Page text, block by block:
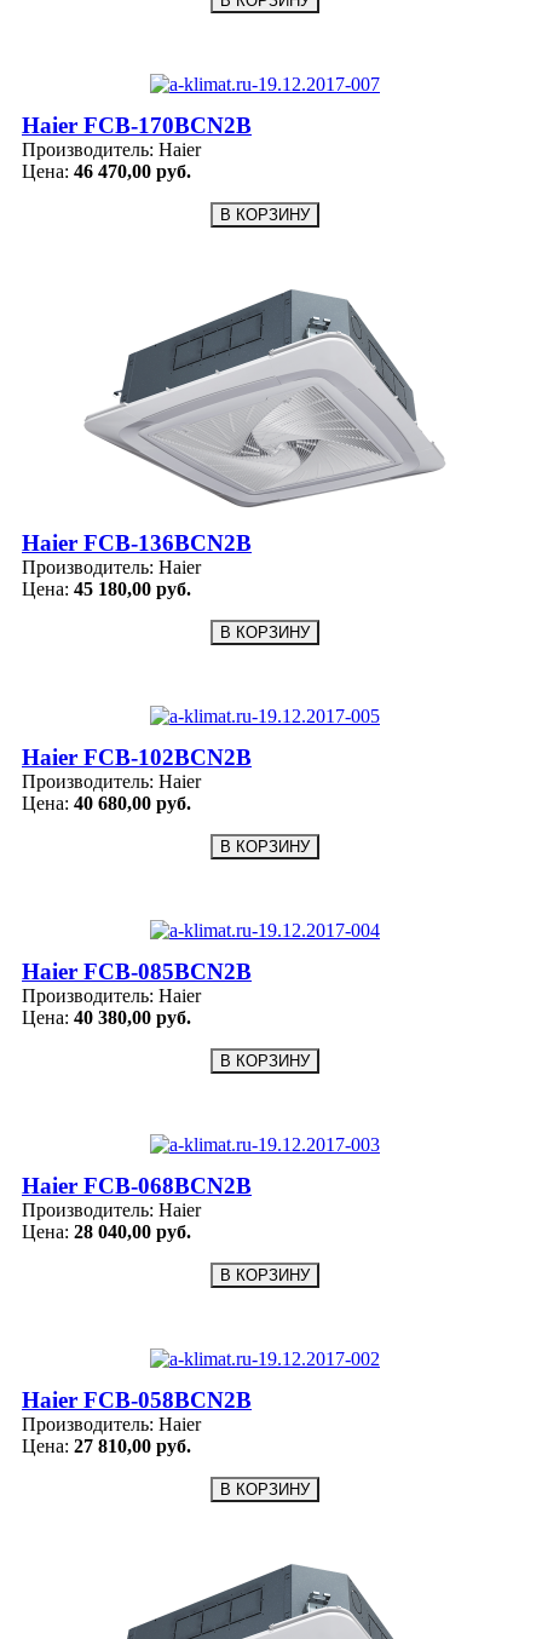
Haier FCB-170BCN2B
Производитель: Haier
Цена: 46 470,00 руб.
Haier FCB-136BCN2B
Производитель: Haier
Цена: 45 180,00 руб.
Haier FCB-102BCN2B
Производитель: Haier
Цена: 40 680,00 руб.
Haier FCB-085BCN2B
Производитель: Haier
Цена: 40 380,00 руб.
Haier FCB-068BCN2B
Производитель: Haier
Цена: 28 040,00 руб.
Haier FCB-058BCN2B
Производитель: Haier
Цена: 27 810,00 руб.